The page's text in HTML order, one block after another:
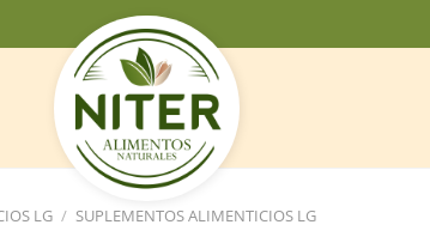
LG / SUPLEMENTOS ALIMENTICIOS LG